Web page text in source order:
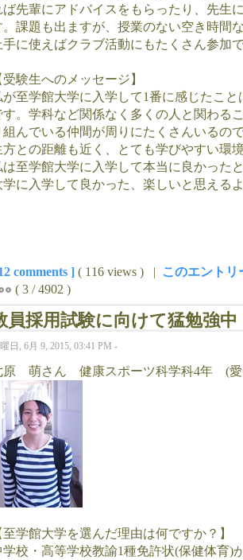
ば先輩にアドバイスをもらったり、先生
。課題も出ますが、授業のない空き時間
手に使えばクラブ活動にもたくさん参加
受験生へのメッセージ】
が至学館大学に入学して1番に感じたこ
す。学科など関係なく多くの人と関わる
組んでいる仲間が周りにたくさんいるの
方との距離も近く、とても学びやすい環
は至学館大学に入学して本当に良かった
学に入学して良かった、楽しいと思える
comments ] ( 116 views ) | このエント
( 3 / 4902 )
員採用試験に向けて猛勉強中
日, 6月 9, 2015, 03:41 PM -
原 萌さん 健康スポーツ科学科4年 (愛
至学館大学を選んだ理由は何ですか？】
学校・高等学校教諭1種免許状(保健体育)